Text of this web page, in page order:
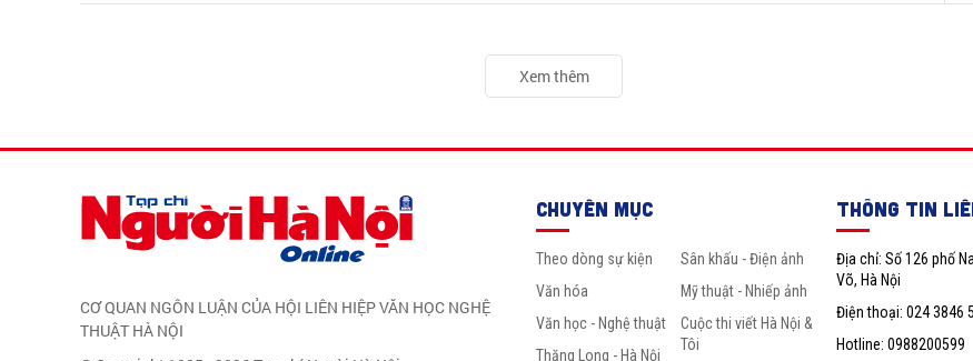
Xem thêm
CƠ QUAN NGÔN LUẬN CỦA HỘI LIÊN HIỆP VĂN HỌC NGHỆ
THUẬT HÀ NỘI
CHUYÊN MỤC
Theo dòng sự kiện
Văn hóa
Văn học - Nghệ thuật
Thăng Long - Hà Nội
Sân khấu - Điện ảnh
Mỹ thuật - Nhiếp ảnh
Cuộc thi viết Hà Nội &
Tôi
THÔNG TIN
Địa chỉ: Số 126 phố
Võ, Hà Nội
Điện thoại: 024 3846
Hotline: 0988200599